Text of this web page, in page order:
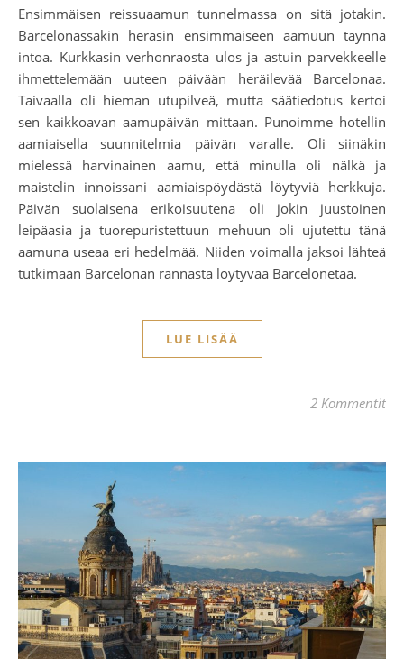
Ensimmäisen reissuaamun tunnelmassa on sitä jotakin.
Barcelonassakin heräsin ensimmäiseen aamuun täynnä
intoa. Kurkkasin verhonraosta ulos ja astuin parvekkeelle
ihmettelemään uuteen päivään heräilevää Barcelonaa.
Taivaalla oli hieman utupilveä, mutta säätiedotus kertoi
sen kaikkoavan aamupäivän mittaan. Punoimme hotellin
aamiaisella suunnitelmia päivän varalle. Oli siinäkin
mielessä harvinainen aamu, että minulla oli nälkä ja
maistelin innoissani aamiaispöydästä löytyviä herkkuja.
Päivän suolaisena erikoisuutena oli jokin juustoinen
leipäasia ja tuorepuristettuun mehuun oli ujutettu tänä
aamuna useaa eri hedelmää. Niiden voimalla jaksoi lähteä
tutkimaan Barcelonan rannasta löytyvää Barcelonetaa.
LUE LISÄÄ
2 Kommentit